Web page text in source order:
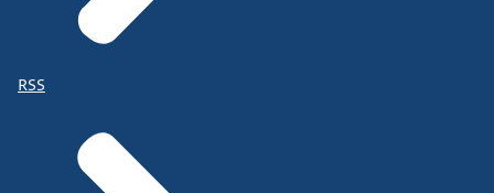
RSS